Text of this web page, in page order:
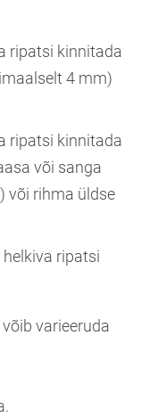
ripatsi kinnitada
4 mm)
ripatsi kinnitada
või sanga
või rihma üldse
ripatsi
varieeruda